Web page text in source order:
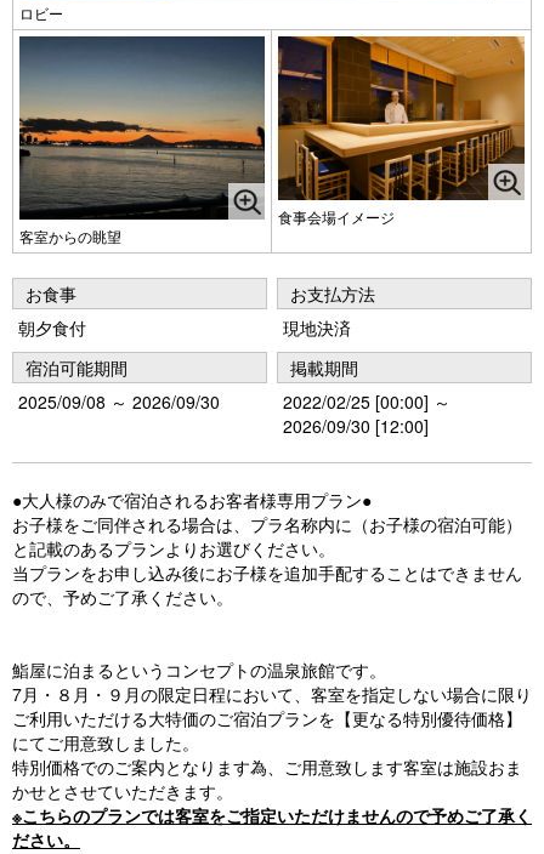
ロビー
客室からの眺望
食事会場イメージ
お食事
朝夕食付
お支払方法
現地決済
宿泊可能期間
2025/09/08 ～ 2026/09/30
掲載期間
2022/02/25 [00:00] ～
2026/09/30 [12:00]
●大人様のみで宿泊されるお客者様専用プラン●
お子様をご同伴される場合は、プラ名称内に（お子様の宿泊可能）
と記載のあるプランよりお選びください。
当プランをお申し込み後にお子様を追加手配することはできません
ので、予めご了承ください。
鮨屋に泊まるというコンセプトの温泉旅館です。
7月・８月・９月の限定日程において、客室を指定しない場合に限り
ご利用いただける大特価のご宿泊プランを【更なる特別優待価格】
にてご用意致しました。
特別価格でのご案内となります為、ご用意致します客室は施設おま
かせとさせていただきます。
※こちらのプランでは客室をご指定いただけませんので予めご了承く
ださい。